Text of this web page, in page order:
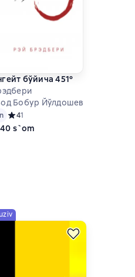
бўйича 451º
Бобур Йўлдошев
Средний рейтинг 4 на основе 1
41
s`om